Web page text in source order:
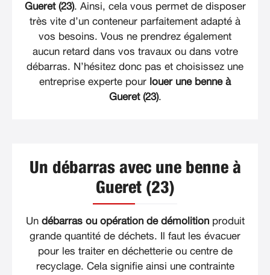
Gueret (23). Ainsi, cela vous permet de disposer
très vite d’un conteneur parfaitement adapté à
vos besoins. Vous ne prendrez également
aucun retard dans vos travaux ou dans votre
débarras. N’hésitez donc pas et choisissez une
entreprise experte pour louer une benne à
Gueret (23).
Un débarras avec une benne à
Gueret (23)
Un débarras ou opération de démolitionproduit
grande quantité de déchets. Il faut les évacuer
pour les traiter en déchetterie ou centre de
recyclage. Cela signifie ainsi une contrainte